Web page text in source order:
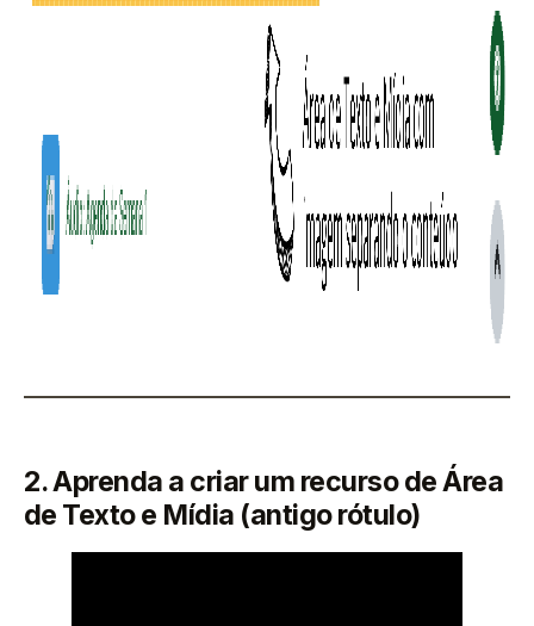
2. Aprenda a criar um recurso de Área
de Texto e Mídia (antigo rótulo)